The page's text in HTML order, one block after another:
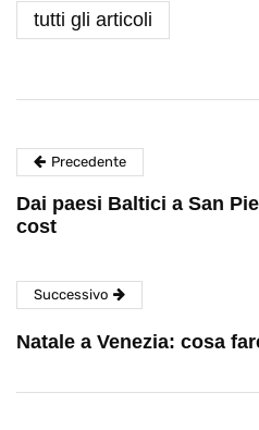
tutti gli articoli
Precedente
Dai paesi Baltici a San
cost
Successivo
Natale a Venezia: cosa